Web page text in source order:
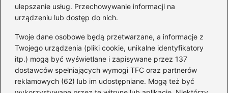
ulepszanie usług. Przechowywanie informacji na
urządzeniu lub dostęp do nich.
Twoje dane osobowe będą przetwarzane, a informacje z
Twojego urządzenia (pliki cookie, unikalne identyfikatory
itp.) mogą być wyświetlane i zapisywane przez 137
dostawców spełniających wymogi TFC oraz partnerów
reklamowych (62) lub im udostępniane. Mogą też być
Kategorie
Artyści (16)
Filmowa muzyka(101)
Gitara(69)
Gra na instrumencie (59)